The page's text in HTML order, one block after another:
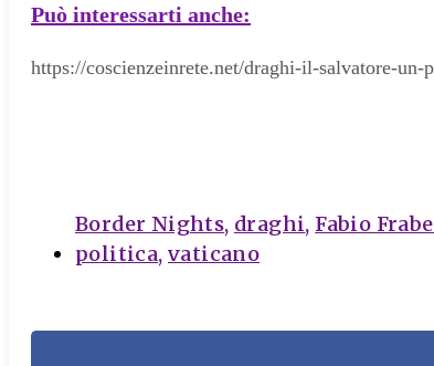
Può interessarti anche:
https://coscienzeinrete.net/draghi-il-salvatore-un-
Border Nights, draghi, Fabio
politica,vaticano